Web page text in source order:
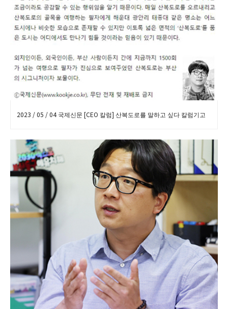
2023 / 05 / 04 국제신문 [CEO 칼럼] 산복도로를 말하고 싶다 칼럼기고